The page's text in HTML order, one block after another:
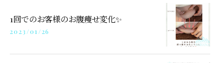
1回でのお客様のお腹痩せ変化✨
2023/01/26